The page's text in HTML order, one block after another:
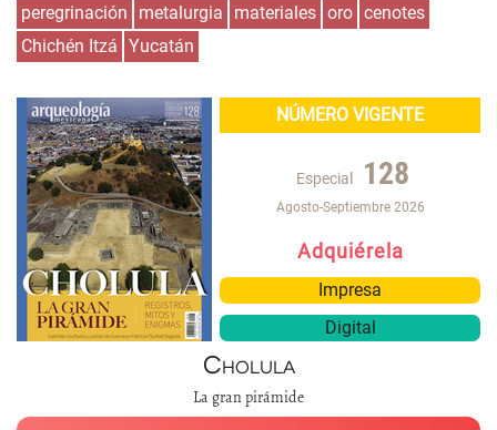
peregrinación
metalurgia materiales oro cenotes
Chichén Itzá Yucatán
NÚMERO VIGENTE
Especial 128
Agosto-Septiembre 2026
Adquiérela
Impresa
Digital
Cholula
La gran pirámide